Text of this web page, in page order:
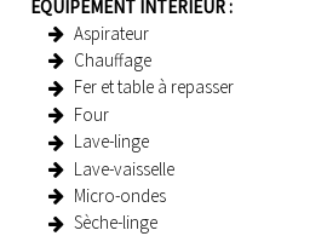
EQUIPEMENT INTÉRIEUR:
Aspirateur
Chauffage
Fer et table à repasser
Four
Lave-linge
Lave-vaisselle
Micro-ondes
Sèche-linge